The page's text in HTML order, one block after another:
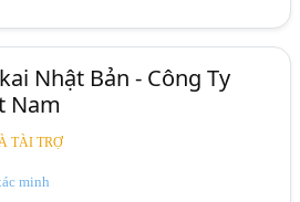
Nhật Bản - Công Ty
Nam
TÀI TRỢ
minh